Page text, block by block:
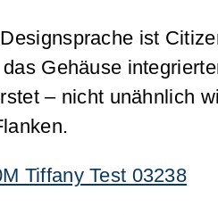
ist
Gehäuse
– nicht unähnlich